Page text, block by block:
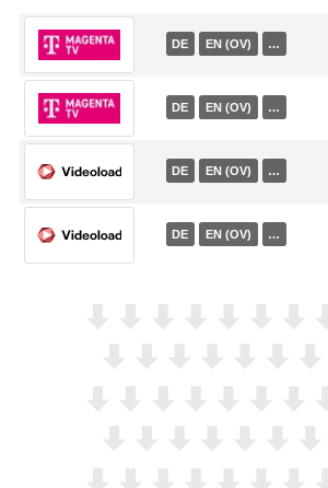
DE EN (OV) …
DE EN (OV) …
DE EN (OV) …
DE EN (OV) …